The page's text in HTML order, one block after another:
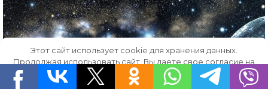
Этот сайт использует cookie для хранения данных.
Продолжая использовать сайт, Вы даете свое согласие на
работу с этими файлами.